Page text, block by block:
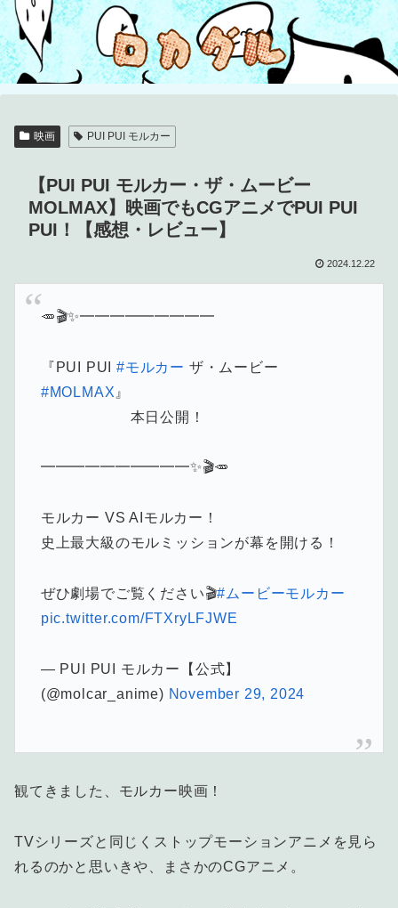
映画 PUI PUI モルカー
【PUI PUI モルカー・ザ・ムービー
MOLMAX】映画でもCGアニメでPUI PUI
PUI！【感想・レビュー】
2024.12.22
🥕🎬✨━━━━━━━━━
『PUI PUI #モルカー ザ・ムービー
#MOLMAX 』
本日公開！
━━━━━━━━━━✨🎬🥕
モルカー VS AIモルカー！
史上最大級のモルミッションが幕を開ける！
ぜひ劇場でご覧ください🎬#ムービーモルカー
pic.twitter.com/FTXryLFJWE
— PUI PUI モルカー【公式】
(@molcar_anime) November 29, 2024
観てきました、モルカー映画！
TVシリーズと同じくストップモーションアニメを見ら
れるのかと思いきや、まさかのCGアニメ。